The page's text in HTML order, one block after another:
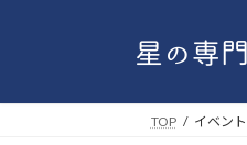
TOP イベン